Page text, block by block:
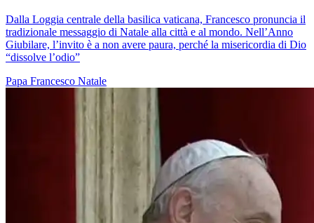
Dalla Loggia centrale della basilica vaticana, Francesco pronuncia il
tradizionale messaggio di Natale alla città e al mondo. Nell’Anno
Giubilare, l’invito è a non avere paura, perché la misericordia di Dio
“dissolve l’odio”
Papa Francesco Natale